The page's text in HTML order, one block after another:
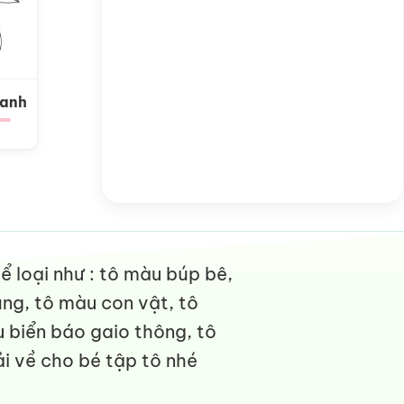
loại như : tô màu búp bê,
tô màu con vật, tô
biển báo gaio thông, tô
về cho bé tập tô nhé